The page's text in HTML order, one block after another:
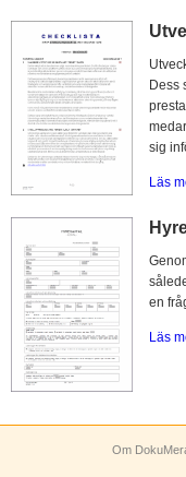
Dess
sig
Läs
en
Läs
Om